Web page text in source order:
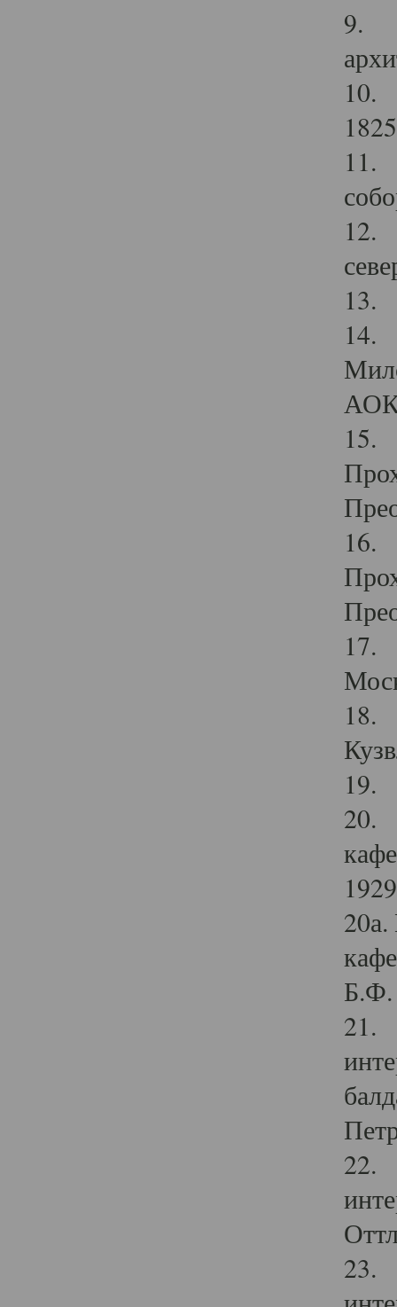
9.
10.
11.
12.
13.
14.
15.
16.
17.
18.
19.
20.
Б.Ф.
21.
22.
23.